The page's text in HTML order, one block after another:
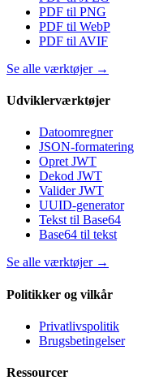
PDF til PNG
PDF til WebP
PDF til AVIF
Se alle værktøjer→
Udviklerværktøjer
Datoomregner
JSON-formatering
Opret JWT
Dekod JWT
Valider JWT
UUID-generator
Tekst til Base64
Base64 til tekst
Se alle værktøjer→
Politikker og vilkår
Privatlivspolitik
Brugsbetingelser
Ressourcer